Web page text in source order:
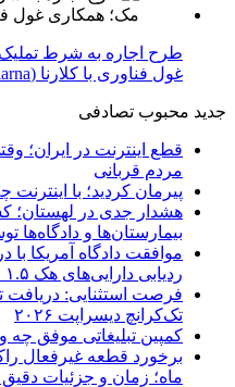
طرح اجاره به شرط
غول فناوری با کلارنا (Klarna)
جدید محبوب تصادفی
قطع اینترنت در ایران؛
مردم قربانی
پیرمان کردید؛ با اینترنت
هشدار جدی در لهستان؛
بیمارستان‌ها و
موافقت دادگاه آمریکا
ردیابی دارایی‌های هک ۱.۵ میلیارد دلاری کره شمالی
تک‌کرانچ دیسراپت ۲۰۲۶
کمپین تبلیغاتی موفق چه
ماه؛ زمان و جزئیات دقیق